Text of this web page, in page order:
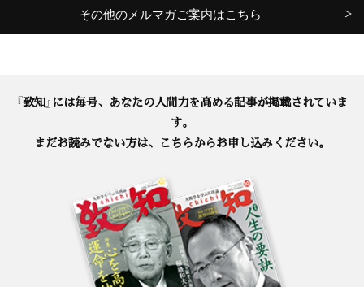
その他のメルマガご案内はこちら
『致知』には毎号、あなたの人間力を高める記事が掲載されていま
す。
まだお読みでない方は、こちらからお申し込みください。